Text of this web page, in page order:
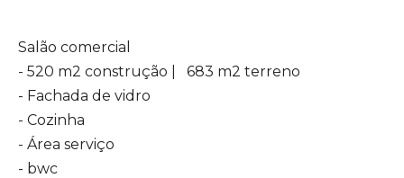
Salão comercial
- 520 m2 construção | 683 m2 terreno
- Fachada de vidro
- Cozinha
- Área serviço
- bwc